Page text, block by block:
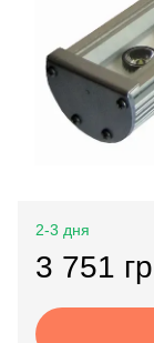
2-3 дня
3 751